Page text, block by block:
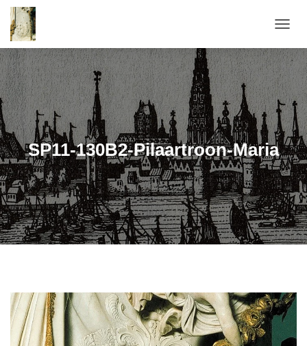
O
G
G
L
E
N
A
V
I
G
A
T
I
E
SP11-130B2-Pilaartroon-Maria